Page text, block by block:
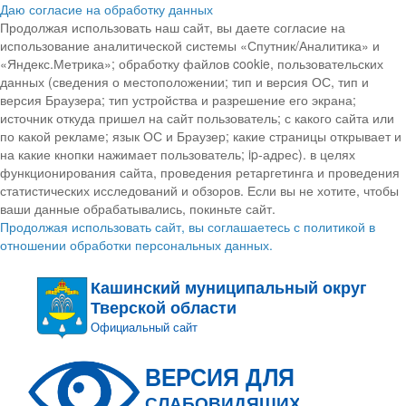
Даю согласие на обработку данных
Продолжая использовать наш сайт, вы даете согласие на
использование аналитической системы «Спутник/Аналитика» и
«Яндекс.Метрика»; обработку файлов cookie, пользовательских
данных (сведения о местоположении; тип и версия ОС, тип и
версия Браузера; тип устройства и разрешение его экрана;
источник откуда пришел на сайт пользователь; с какого сайта или
по какой рекламе; язык ОС и Браузер; какие страницы открывает и
на какие кнопки нажимает пользователь; ip-адрес). в целях
функционирования сайта, проведения ретаргетинга и проведения
статистических исследований и обзоров. Если вы не хотите, чтобы
ваши данные обрабатывались, покиньте сайт.
Продолжая использовать сайт, вы соглашаетесь с политикой в
отношении обработки персональных данных.